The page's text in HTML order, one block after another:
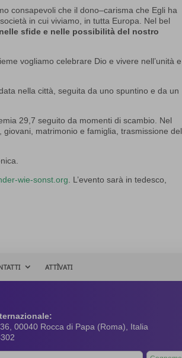
consapevoli che il dono–carisma che Egli ha
in cui viviamo, in tutta Europa. Nel bel
sfide e nelle possibilità del nostro
vogliamo celebrare Dio e vivere nell’unità e
nella città, seguita da uno spuntino e da un
29,7 seguito da momenti di scambio. Nel
matrimonio e famiglia, trasmissione del
wie-sonst.org. L’evento sarà in tedesco,
ATTÌVATI
00040 Rocca di Papa (Roma), Italia